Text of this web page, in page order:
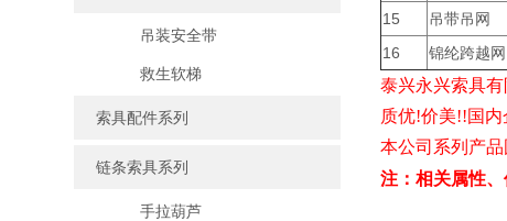
吊装安全带
救生软梯
索具配件系列
链条索具系列
手拉葫芦
15
吊带吊网
16
锦纶跨越网
泰兴永兴索具
质优!价美!!国
本公司系列产
注：相关属性